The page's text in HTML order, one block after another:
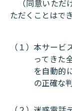
（同意いただ
ただくことはで
（１） 本サービ
ってきた
を自動的
の正確な